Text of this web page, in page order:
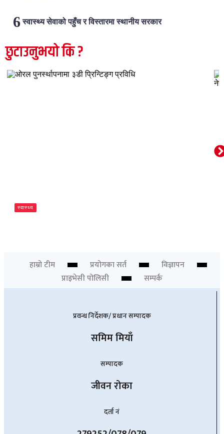
स्वास्थ्य सेवाको पहुँच र विस्तारमा स्थानीय सरकार
छुटाउनुभयो कि ?
स्वास्थ्य
हाम्रो टीम प्रयोगका सर्त
विज्ञापन
प्राइभेसी पोलिसी
सम्पर्क
प्रवन्ध निर्देशक/ प्रधान सम्पादक
समिम मियाँ
सम्पादक
जीवन रोका
दर्ता नं